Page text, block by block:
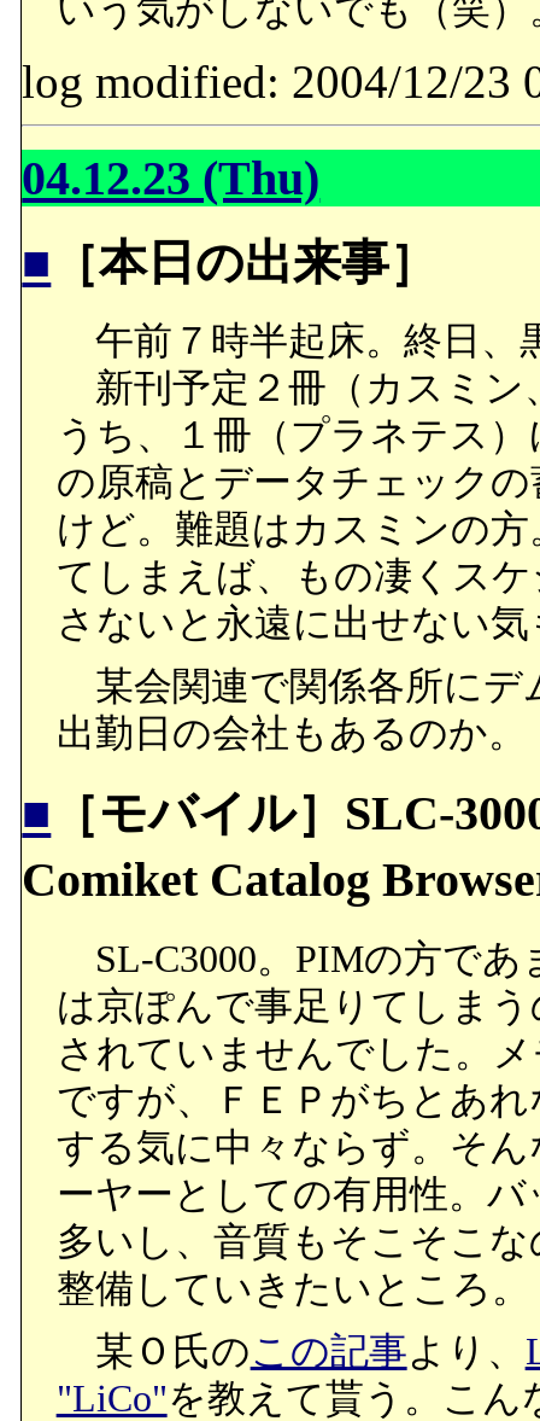
いう気がしないでも（笑）
log modified: 2004/12/23
04.12.23 (Thu)
■ ［本日の出来事］
午前７時半起床。終日、
新刊予定２冊（カスミン
うち、１冊（プラネテス
の原稿とデータチェック
けど。難題はカスミンの
てしまえば、もの凄くス
さないと永遠に出せない
某会関連で関係各所にデ
出勤日の会社もあるのか。
■ ［モバイル］SLC-
Comiket Catalog
SL-C3000。PIMの方であ
は京ぽんで事足りてしま
されていませんでした。
ですが、ＦＥＰがちとあ
する気に中々ならず。そ
ーヤーとしての有用性。
多いし、音質もそこそこ
整備していきたいところ。
某Ｏ氏のこの記事より、
"LiCo"を教えて貰う。こ